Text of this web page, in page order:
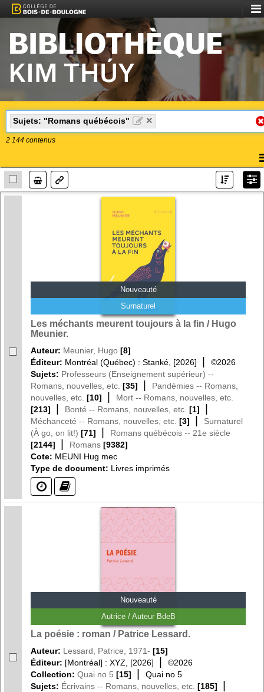
le
Sujets: "Romans québécois" ×
2 144 contenus
Lien
Nouveauté
Surnaturel
Les méchants meurent toujours à la fin / Hugo
Meunier.
Auteur: Meunier, Hugo [8]
Éditeur: Montréal (Québec) : Stanké, [2026] |
©2026
Sujets: Professeurs (Enseignement supérieur) --
Romans, nouvelles, etc. [35] |
Pandémies -- Romans,
nouvelles, etc. [10] |
Mort -- Romans, nouvelles, etc.
[213]
| Bonté -- Romans, nouvelles, etc. [1] |
Méchanceté -- Romans, nouvelles, etc. [3] |
Surnaturel
(À go, on lit!) [71] |
Romans québécois -- 21e siècle
[2144]
| Romans [9382]
Cote: MEUNI Hug mec
Type de document: Livres imprimés
(?) (?)
Nouveauté
Autrice / Auteur BdeB
La poésie : roman / Patrice Lessard.
Auteur: Lessard, Patrice, 1971- [15]
Éditeur: [Montréal] : XYZ, [2026] |
©2026
Collection: Quai no 5 [15] |
Quai no 5
Sujets: Écrivains -- Romans, nouvelles, etc. [185] |